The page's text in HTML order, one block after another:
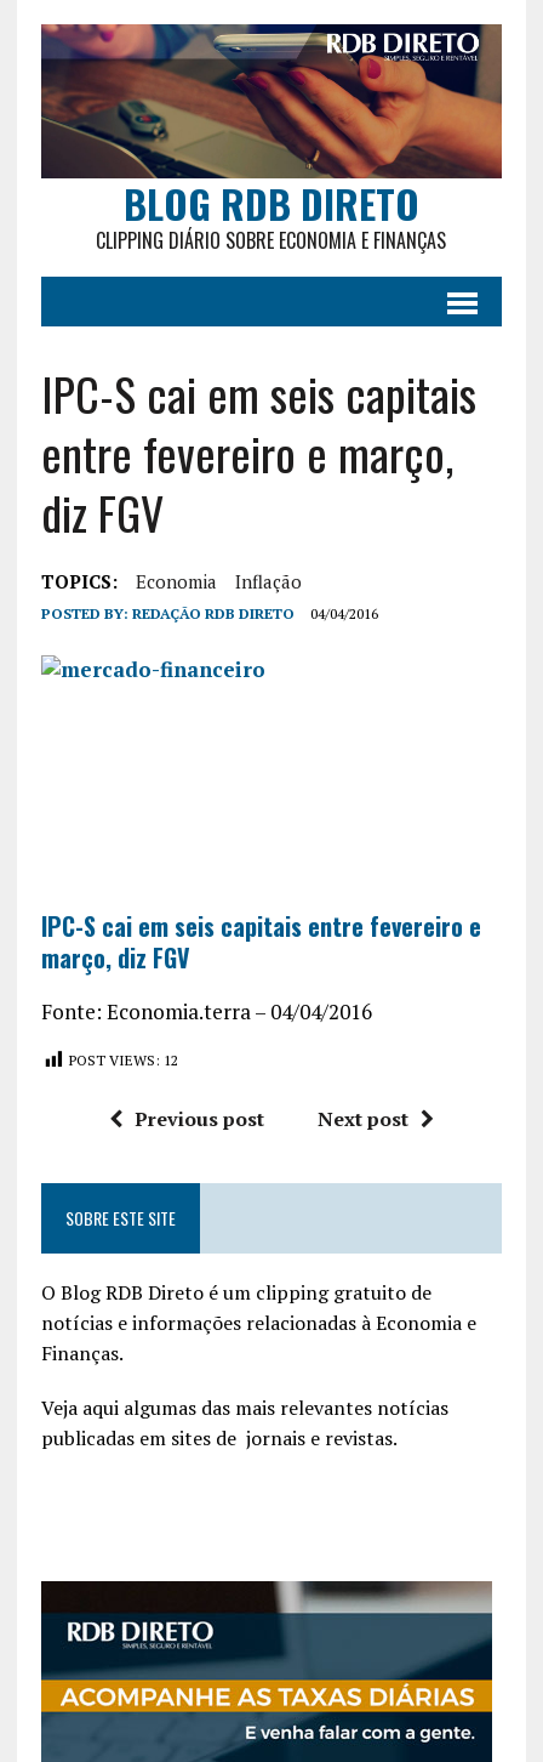
BLOG RDB DIRETO
CLIPPING DIÁRIO SOBRE ECONOMIA E FINANÇAS
IPC-S cai em seis capitais
entre fevereiro e março,
diz FGV
TOPICS: Economia Inflação
POSTED BY: REDAÇÃO RDB DIRETO 04/04/2016
IPC-S cai em seis capitais entre fevereiro e
março, diz FGV
Fonte: Economia.terra – 04/04/2016
POST VIEWS: 12
Previous post Next post
SOBRE ESTE SITE
O Blog RDB Direto é um clipping gratuito de
notícias e informações relacionadas à Economia e
Finanças.
Veja aqui algumas das mais relevantes notícias
publicadas em sites de jornais e revistas.